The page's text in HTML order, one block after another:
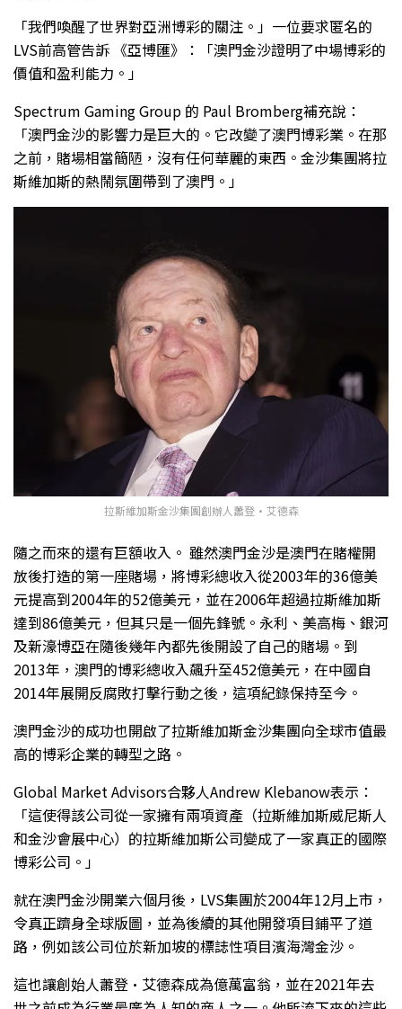
「我們喚醒了世界對亞洲博彩的關注。」一位要求匿名的
LVS前高管告訴 《亞博匯》：「澳門金沙證明了中場博彩的
價值和盈利能力。」
Spectrum Gaming Group 的 Paul Bromberg補充說：
「澳門金沙的影響力是巨大的。它改變了澳門博彩業。在那
之前，賭場相當簡陋，沒有任何華麗的東西。金沙集團將拉
斯維加斯的熱鬧氛圍帶到了澳門。」
拉斯維加斯金沙集團創辦人蕭登·艾德森
隨之而來的還有巨額收入。 雖然澳門金沙是澳門在賭權開
放後打造的第一座賭場，將博彩總收入從2003年的36億美
元提高到2004年的52億美元，並在2006年超過拉斯維加斯
達到86億美元，但其只是一個先鋒號。永利、美高梅、銀河
及新濠博亞在隨後幾年內都先後開設了自己的賭場。到
2013年，澳門的博彩總收入飆升至452億美元，在中國自
2014年展開反腐敗打擊行動之後，這項紀錄保持至今。
澳門金沙的成功也開啟了拉斯維加斯金沙集團向全球市值最
高的博彩企業的轉型之路。
Global Market Advisors合夥人Andrew Klebanow表示：
「這使得該公司從一家擁有兩項資產（拉斯維加斯威尼斯人
和金沙會展中心）的拉斯維加斯公司變成了一家真正的國際
博彩公司。」
就在澳門金沙開業六個月後，LVS集團於2004年12月上市，
令真正躋身全球版圖，並為後續的其他開發項目鋪平了道
路，例如該公司位於新加坡的標誌性項目濱海灣金沙。
這也讓創始人蕭登·艾德森成為億萬富翁，並在2021年去